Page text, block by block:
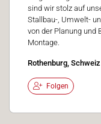
sind wir stolz auf
Stallbau-, Umwelt-
von der Planung und
Montage.
Rothenburg, Schweiz
Folgen